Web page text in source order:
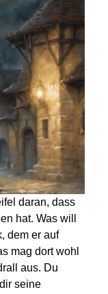
daran, dass
hat. Was will
dem er auf
mag dort wohl
aus. Du
seine